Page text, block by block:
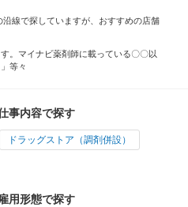
沿線で探していますが、おすすめの店舗
。マイナビ薬剤師に載っている〇〇以
等々
事内容で探す
ドラッグストア（調剤併設）
用形態で探す